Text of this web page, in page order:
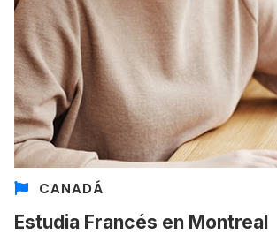
Estudia Desarrollo Web en
CANADÁ
Estudia Francés en Montreal